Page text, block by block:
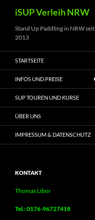
Zum
Inhalt
springen
iSUP Verleih NRW
Stand Up Paddling in NRW seit
2013
STARTSEITE
INFOS UND PREISE
SUP TOUREN UND KURSE
ÜBER UNS
IMPRESSUM & DATENSCHUTZ
KONTAKT
Thomas Libor
Tel.: 0176-96727418